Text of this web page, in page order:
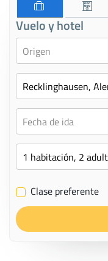
Vuelo y hotel
✔ Clase preferente